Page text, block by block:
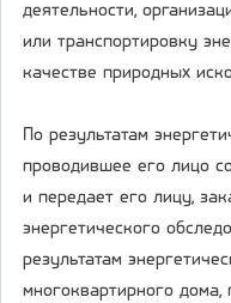
деятельности,
или транспортировку
качестве природных
По результатам
проводившее его лицо
и передает его лицу,
энергетического
результатам
многоквартирного